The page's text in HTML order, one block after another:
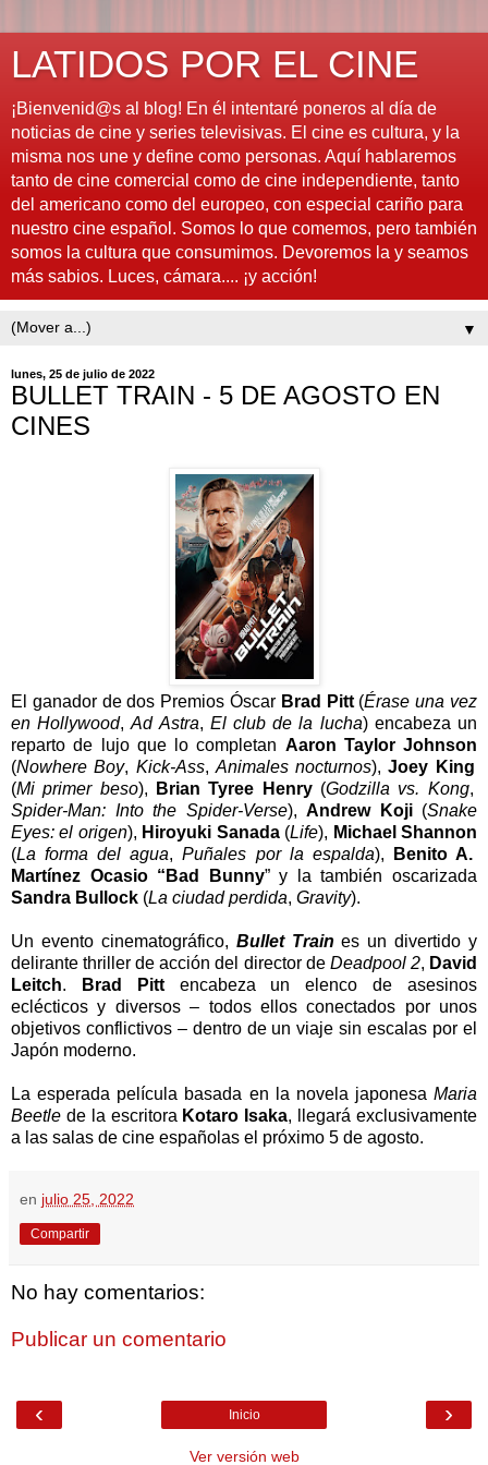
LATIDOS POR EL CINE
¡Bienvenid@s al blog! En él intentaré poneros al día de
noticias de cine y series televisivas. El cine es cultura, y la
misma nos une y define como personas. Aquí hablaremos
tanto de cine comercial como de cine independiente, tanto
del americano como del europeo, con especial cariño para
nuestro cine español. Somos lo que comemos, pero también
somos la cultura que consumimos. Devoremos la y seamos
más sabios. Luces, cámara.... ¡y acción!
▼
lunes, 25 de julio de 2022
BULLET TRAIN - 5 DE AGOSTO EN
CINES
El ganador de dos Premios Óscar Brad Pitt(Érase una vez
en Hollywood,Ad Astra, El club de la lucha) encabeza un
reparto de lujo que lo completan Aaron Taylor Johnson
(Nowhere Boy, Kick-Ass, Animales nocturnos),Joey King
(Mi primer beso), Brian Tyree Henry(Godzilla vs. Kong,
Spider-Man: Into the Spider-Verse), Andrew Koji(Snake
Eyes: el origen), Hiroyuki Sanada(Life), Michael Shannon
(La forma del agua,Puñales por la espalda),
Benito A.
Martínez Ocasio “Bad Bunny” y la también oscarizada
Sandra Bullock (La ciudad perdida, Gravity).
Un evento cinematográfico, Bullet Train es un divertido y
delirante thriller de acción del director de Deadpool 2, David
Leitch. Brad Pitt encabeza un elenco de asesinos
eclécticos y diversos – todos ellos conectados por unos
objetivos conflictivos – dentro de un viaje sin escalas por el
Japón moderno.
La esperada película basada en la novela japonesa Maria
Beetle de la escritora Kotaro Isaka, llegará exclusivamente
a las salas de cine españolas el próximo 5 de agosto.
en julio 25, 2022
Compartir
No hay comentarios:
Publicar un comentario
‹ ›
Inicio
Ver versión web